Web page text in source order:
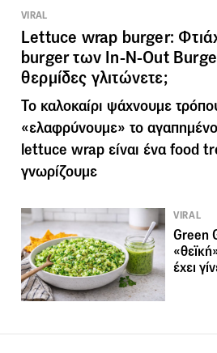
VIRAL
Lettuce wrap burger:
burger των In-N-Out
θερμίδες γλιτώνετε;
Το καλοκαίρι ψάχνουμε
«ελαφρύνουμε» το
lettuce wrap είναι ένα food
γνωρίζουμε
VIRAL
Green
έχει